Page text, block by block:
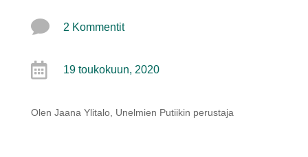
 2 Kommentit
 19 toukokuun, 2020
Olen Jaana Ylitalo, Unelmien Putiikin perustaja